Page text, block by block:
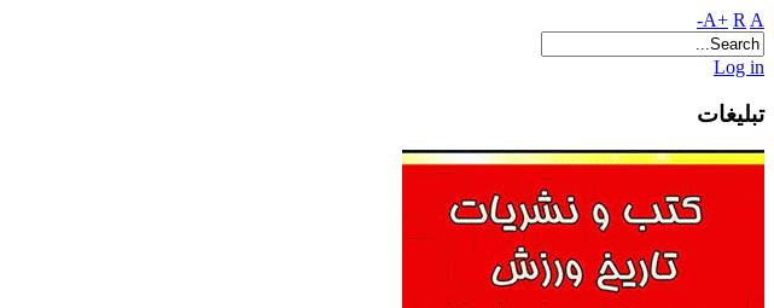
A+ R A-
Log in
تبلیغات